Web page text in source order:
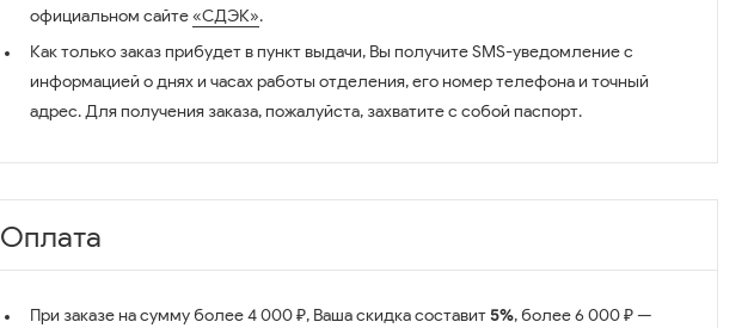
официальном сайте«СДЭК».
Как только заказ прибудет в пункт выдачи, Вы получите SMS-уведомление с
информацией о днях и часах работы отделения, его номер телефона и точный
адрес. Для получения заказа, пожалуйста, захватите с собой паспорт.
Оплата
При заказе на сумму более 4 000 ₽, Ваша скидка составит5%, более 6 000 ₽ —